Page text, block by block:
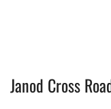
Janod Cross